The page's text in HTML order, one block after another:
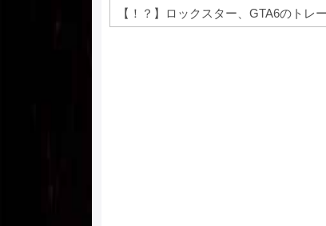
【！？】ロックスター、GTA6のト